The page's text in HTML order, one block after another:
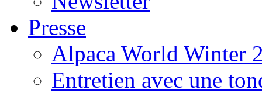
Presse
Alpaca World Winter
Entretien avec une